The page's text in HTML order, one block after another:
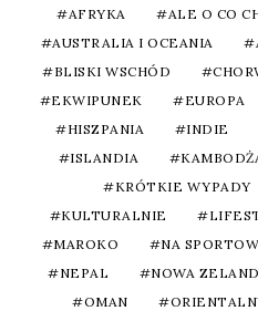
AFRYKA ALE O CO
AUSTRALIA I OCEANIA
BLISKI WSCHÓD
EKWIPUNEK
EUROPA
HISZPANIA
INDIE
ISLANDIA
KRÓTKIE WYPADY
KULTURALNIE
MAROKO
NA
NEPAL
NOWA
OMAN